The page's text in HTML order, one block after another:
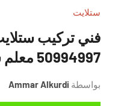
للاعلانات
بالكويت
ستلايت
فني تركيب
50994997 معلم ستلايت ورسيفر
بواسطة Ammar Alkurdi